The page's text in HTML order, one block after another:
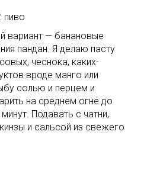
: пиво
вариант — банановые
пандан. Я делаю пасту
чеснока, каких-
вроде манго или
солью и перцем и
на среднем огне до
Подавать с чатни,
и сальсой из свежего